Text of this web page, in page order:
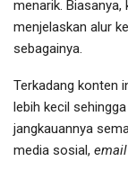
menarik.
menjelaskan alur
sebagainya.
Terkadang konten
lebih kecil
jangkauannya
media sosial,